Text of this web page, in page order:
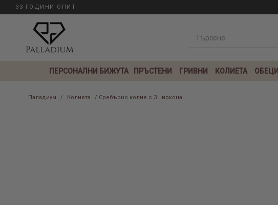
33 ГОДИНИ ОПИТ
ПЕРСОНАЛНИ БИЖУТА ПРЪСТЕНИ ГРИВНИ КОЛИЕТА ОБЕЦИ
Паладиум / Колиета / Сребърно колие с 3 циркона